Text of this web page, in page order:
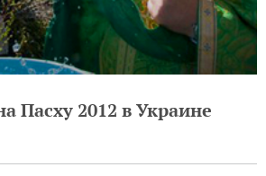
Пасху 2012 в Украине